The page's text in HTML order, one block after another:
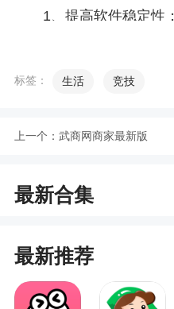
1、提高软件稳定性；
标签： 生活 竞技
上一个： 武商网商家最新版
最新合集
最新推荐